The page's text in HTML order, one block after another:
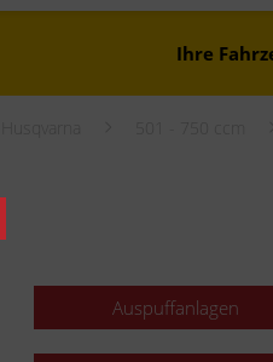
Ihre
Auspuffanlagen